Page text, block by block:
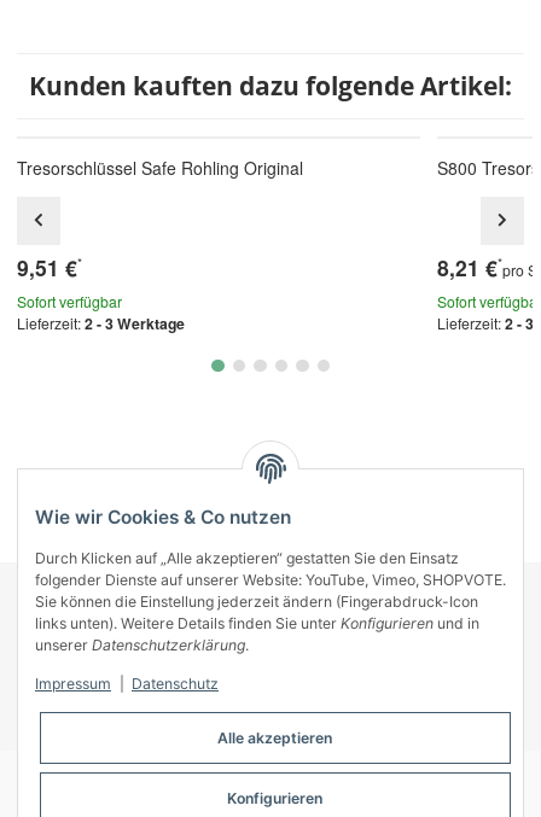
Kunden kauften dazu folgende Artikel:
Tresorschlüssel Safe Rohling Original
9,51 €*
Sofort verfügbar
Lieferzeit:2 - 3 Werktage
S800
8,21 €*pro
Sofort verfügbar
Lieferzeit:2 - 3
KONTAKT
INFORMATIONEN
ZAHLUNGSARTEN
Wie wir Cookies & Co nutzen
Durch Klicken auf „Alle akzeptieren“ gestatten Sie den Einsatz
folgender Dienste auf unserer Website: YouTube, Vimeo, SHOPVOTE.
Sie können die Einstellung jederzeit ändern (Fingerabdruck-Icon
links unten). Weitere Details finden Sie unter Konfigurieren und in
unserer Datenschutzerklärung.
Impressum Datenschutz
Alle akzeptieren
Konfigurieren